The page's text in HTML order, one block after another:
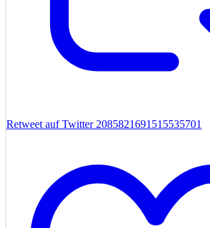
Retweet auf Twitter 2085821691515535701